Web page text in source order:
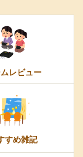
レビュー
すめ雑記